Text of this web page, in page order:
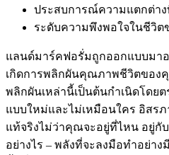
ประสบการณ์ความแตกต่าง
ระดับความพึงพอใจในชีวิต
แลนด์มาร์คฟอรั่มถูกออกแบบมาอ
เกิดการพลิกผันคุณภาพชีวิตของ
พลิกผันเหล่านี้เป็นต้นกำเนิดโดย
แบบใหม่และไม่เหมือนใคร อิสร
แท้จริงไม่ว่าคุณจะอยู่ที่ไหน อยู่กั
อย่างไร – พลังที่จะลงมือทำอย่า